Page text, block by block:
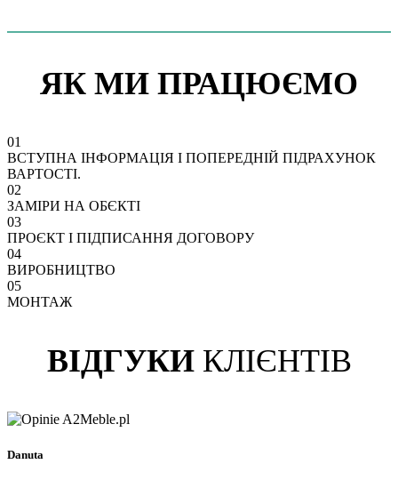
ЯК МИ ПРАЦЮЄМО
01
ВСТУПНА ІНФОРМАЦІЯ І ПОПЕРЕДНІЙ ПІДРАХУНОК
ВАРТОСТІ.
02
ЗАМІРИ НА ОБЄКТІ
03
ПРОЄКТ І ПІДПИСАННЯ ДОГОВОРУ
04
ВИРОБНИЦТВО
05
МОНТАЖ
ВІДГУКИКЛІЄНТІВ
Danuta